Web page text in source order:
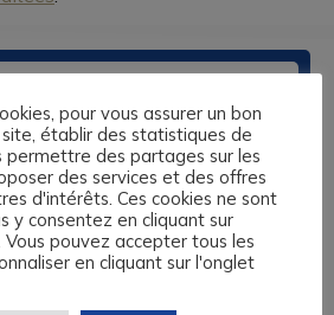
sont basés à Caen, au Havre, à
vous proposons des formations
espagnol, allemand, italien, langue
pour vous assurer un bon
établir des statistiques de
permettre des partages sur les
des services et des offres
d'intérêts. Ces cookies ne sont
y consentez en cliquant sur
pouvez accepter tous les
en cliquant sur l'onglet